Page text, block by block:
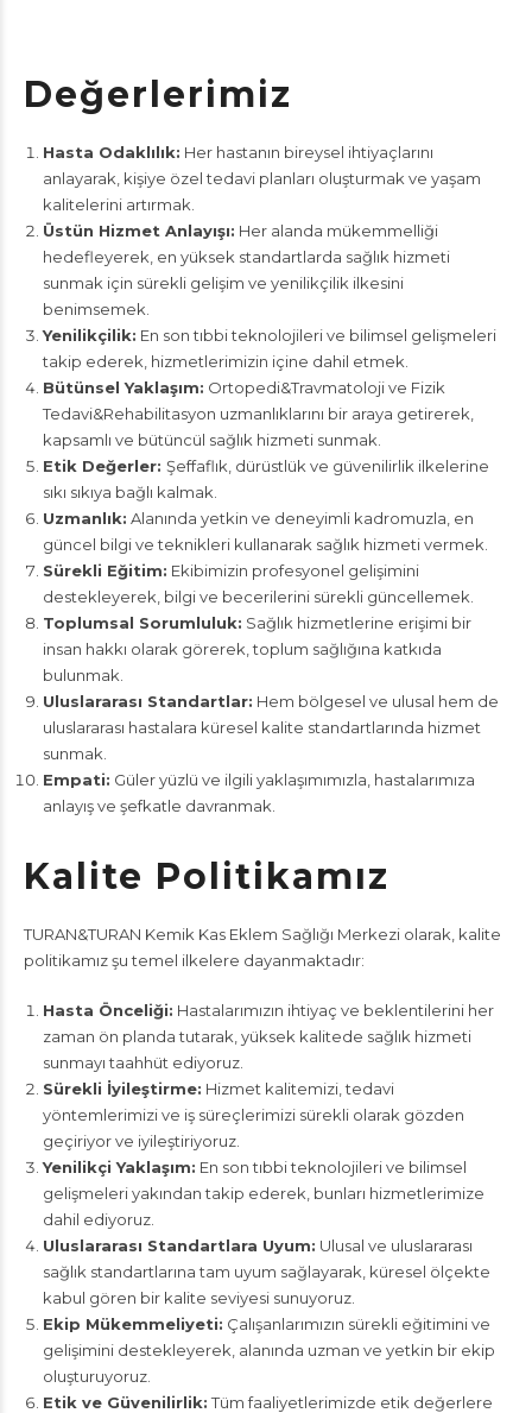
Değerlerimiz
Hasta Odaklılık: Her hastanın bireysel ihtiyaçlarını
anlayarak, kişiye özel tedavi planları oluşturmak ve yaşam
kalitelerini artırmak.
Üstün Hizmet Anlayışı: Her alanda mükemmelliği
hedefleyerek, en yüksek standartlarda sağlık hizmeti
sunmak için sürekli gelişim ve yenilikçilik ilkesini
benimsemek.
Yenilikçilik: En son tıbbi teknolojileri ve bilimsel gelişmeleri
takip ederek, hizmetlerimizin içine dahil etmek.
Bütünsel Yaklaşım: Ortopedi&Travmatoloji ve Fizik
Tedavi&Rehabilitasyon uzmanlıklarını bir araya getirerek,
kapsamlı ve bütüncül sağlık hizmeti sunmak.
Etik Değerler: Şeffaflık, dürüstlük ve güvenilirlik ilkelerine
sıkı sıkıya bağlı kalmak.
Uzmanlık: Alanında yetkin ve deneyimli kadromuzla, en
güncel bilgi ve teknikleri kullanarak sağlık hizmeti vermek.
Sürekli Eğitim: Ekibimizin profesyonel gelişimini
destekleyerek, bilgi ve becerilerini sürekli güncellemek.
Toplumsal Sorumluluk: Sağlık hizmetlerine erişimi bir
insan hakkı olarak görerek, toplum sağlığına katkıda
bulunmak.
Uluslararası Standartlar: Hem bölgesel ve ulusal hem de
uluslararası hastalara küresel kalite standartlarında hizmet
sunmak.
Empati: Güler yüzlü ve ilgili yaklaşımımızla, hastalarımıza
anlayış ve şefkatle davranmak.
Kalite Politikamız
TURAN&TURAN Kemik Kas Eklem Sağlığı Merkezi olarak, kalite
politikamız şu temel ilkelere dayanmaktadır:
Hasta Önceliği: Hastalarımızın ihtiyaç ve beklentilerini her
zaman ön planda tutarak, yüksek kalitede sağlık hizmeti
sunmayı taahhüt ediyoruz.
Sürekli İyileştirme: Hizmet kalitemizi, tedavi
yöntemlerimizi ve iş süreçlerimizi sürekli olarak gözden
geçiriyor ve iyileştiriyoruz.
Yenilikçi Yaklaşım: En son tıbbi teknolojileri ve bilimsel
gelişmeleri yakından takip ederek, bunları hizmetlerimize
dahil ediyoruz.
Uluslararası Standartlara Uyum: Ulusal ve uluslararası
sağlık standartlarına tam uyum sağlayarak, küresel ölçekte
kabul gören bir kalite seviyesi sunuyoruz.
Ekip Mükemmeliyeti: Çalışanlarımızın sürekli eğitimini ve
gelişimini destekleyerek, alanında uzman ve yetkin bir ekip
oluşturuyoruz.
Etik ve Güvenilirlik:Tüm faaliyetlerimizde etik değerlere